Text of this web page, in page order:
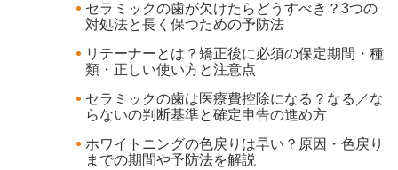
セラミックの歯が欠けたらどうすべき？3つの
対処法と長く保つための予防法
リテーナーとは？矯正後に必須の保定期間・種
類・正しい使い方と注意点
セラミックの歯は医療費控除になる？なる／な
らないの判断基準と確定申告の進め方
ホワイトニングの色戻りは早い？原因・色戻り
までの期間や予防法を解説